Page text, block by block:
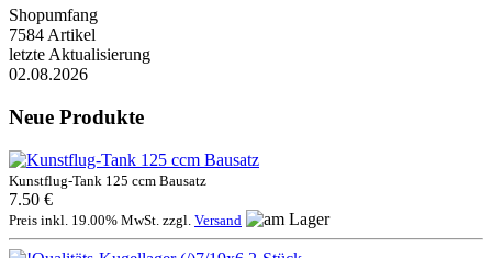
Shopumfang
7584 Artikel
letzte Aktualisierung
02.08.2026
Neue Produkte
Kunstflug-Tank 125 ccm Bausatz
7.50 €
Preis inkl. 19.00% MwSt. zzgl. Versand